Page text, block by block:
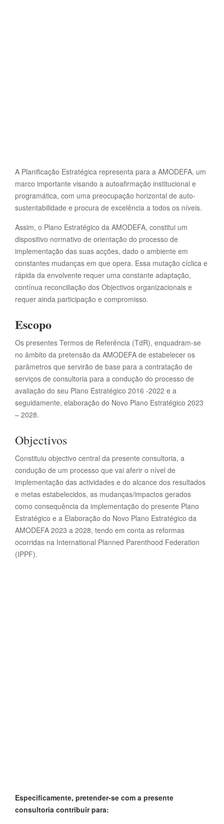
A Planificação Estratégica representa para a AMODEFA, um
marco importante visando a autoafirmação institucional e
programática, com uma preocupação horizontal de auto-
sustentabilidade e procura de excelência a todos os níveis.
Assim, o Plano Estratégico da AMODEFA, constitui um
dispositivo normativo de orientação do processo de
implementação das suas acções, dado o ambiente em
constantes mudanças em que opera. Essa mutação cíclica e
rápida da envolvente requer uma constante adaptação,
contínua reconciliação dos Objectivos organizacionais e
requer ainda participação e compromisso.
Escopo
Os presentes Termos de Referência (TdR), enquadram-se
no âmbito da pretensão da AMODEFA de estabelecer os
parâmetros que servirão de base para a contratação de
serviços de consultoria para a condução do processo de
avaliação do seu Plano Estratégico 2016 -2022 e a
seguidamente, elaboração do Novo Plano Estratégico 2023
– 2028.
Objectivos
Constituiu objectivo central da presente consultoria, a
condução de um processo que vai aferir o nível de
implementação das actividades e do alcance dos resultados
e metas estabelecidos, as mudanças/impactos gerados
como consequência da implementação do presente Plano
Estratégico e a Elaboração do Novo Plano Estratégico da
AMODEFA 2023 a 2028, tendo em conta as reformas
ocorridas na International Planned Parenthood Federation
(IPPF).
Especificamente, pretender-se com a presente
consultoria contribuir para: